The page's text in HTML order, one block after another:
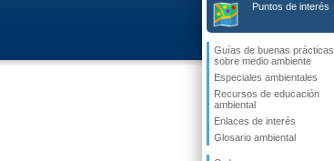
Puntos de interés
Guías de buenas prácticas
sobre medio ambiente
Especiales ambientales
Recursos de educación
ambiental
Enlaces de interés
Glosario ambiental